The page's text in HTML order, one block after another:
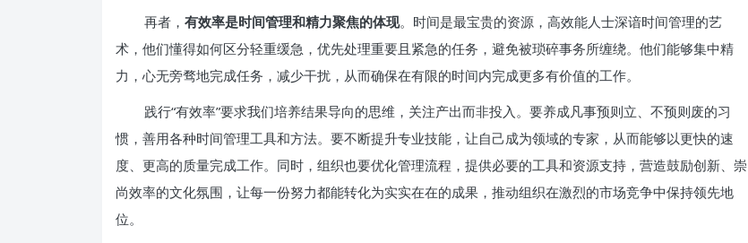
再者， 有效率是时间管理和精力聚焦的体现。时间是最宝贵的资源，高效能人士深谙时间管理的艺
术，他们懂得如何区分轻重缓急，优先处理重要且紧急的任务，避免被琐碎事务所缠绕。他们能够集中精
力，心无旁骛地完成任务，减少干扰，从而确保在有限的时间内完成更多有价值的工作。
践行“有效率”要求我们培养结果导向的思维，关注产出而非投入。要养成凡事预则立、不预则废的习
惯，善用各种时间管理工具和方法。要不断提升专业技能，让自己成为领域的专家，从而能够以更快的速
度、更高的质量完成工作。同时，组织也要优化管理流程，提供必要的工具和资源支持，营造鼓励创新、崇
尚效率的文化氛围，让每一份努力都能转化为实实在在的成果，推动组织在激烈的市场竞争中保持领先地
位。